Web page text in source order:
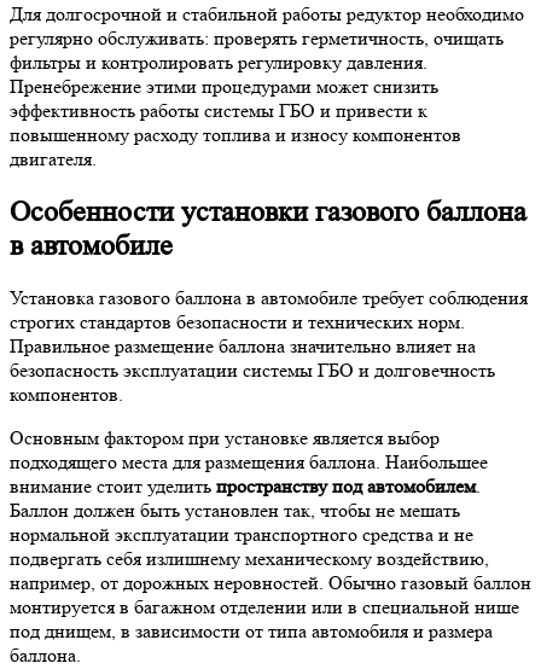
Для долгосрочной и стабильной работы редуктор необходимо
регулярно обслуживать: проверять герметичность, очищать
фильтры и контролировать регулировку давления.
Пренебрежение этими процедурами может снизить
эффективность работы системы ГБО и привести к
повышенному расходу топлива и износу компонентов
двигателя.
Особенности установки газового баллона
в автомобиле
Установка газового баллона в автомобиле требует соблюдения
строгих стандартов безопасности и технических норм.
Правильное размещение баллона значительно влияет на
безопасность эксплуатации системы ГБО и долговечность
компонентов.
Основным фактором при установке является выбор
подходящего места для размещения баллона. Наибольшее
внимание стоит уделить пространству под автомобилем.
Баллон должен быть установлен так, чтобы не мешать
нормальной эксплуатации транспортного средства и не
подвергать себя излишнему механическому воздействию,
например, от дорожных неровностей. Обычно газовый баллон
монтируется в багажном отделении или в специальной нише
под днищем, в зависимости от типа автомобиля и размера
баллона.